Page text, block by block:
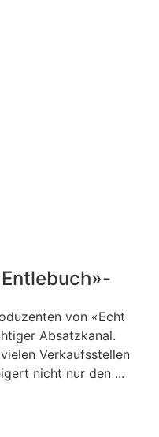
von «Echt
Absatzkanal.
Verkaufsstellen
nicht nur den ...